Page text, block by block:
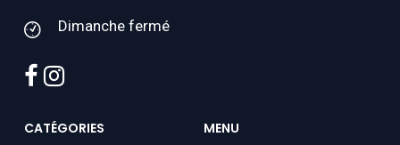
Dimanche fermé
facebook
instagram
CATÉGORIES MENU